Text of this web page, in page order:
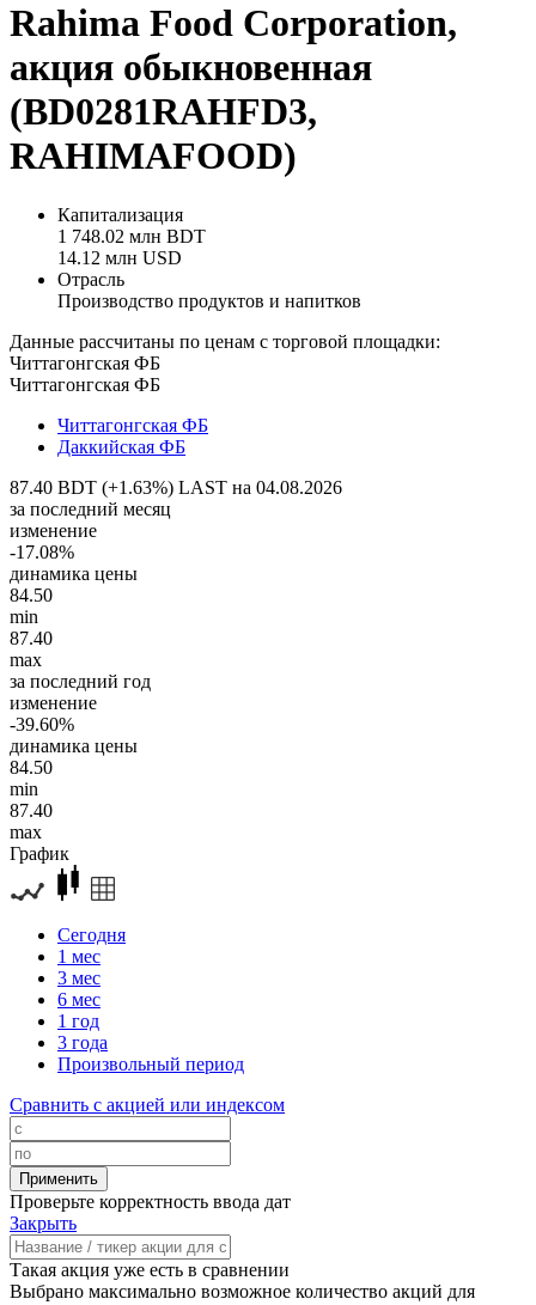
Rahima Food Corporation,
акция обыкновенная
(BD0281RAHFD3,
RAHIMAFOOD)
Капитализация
1 748.02 млн BDT
14.12 млн USD
Отрасль
Производство продуктов и напитков
Данные рассчитаны по ценам с торговой площадки:
Читтагонгская ФБ
Читтагонгская ФБ
Читтагонгская ФБ
Даккийская ФБ
87.40 BDT (+1.63%) LAST на 04.08.2026
за последний месяц
изменение
-17.08%
динамика цены
84.50
min
87.40
max
за последний год
изменение
-39.60%
динамика цены
84.50
min
87.40
max
График
Сегодня
1 мес
3 мес
6 мес
1 год
3 года
Произвольный период
Сравнить с акцией или индексом
Проверьте корректность ввода дат
Закрыть
Такая акция уже есть в сравнении
Выбрано максимально возможное количество акций для